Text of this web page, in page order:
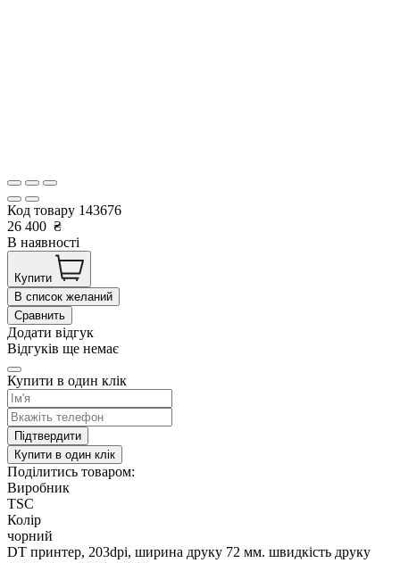
Код товару 143676
26 400 ₴
В наявності
Купити
В список желаний
Сравнить
Додати відгук
Відгуків ще немає
Купити в один клік
Підтвердити
Купити в один клік
Поділитись товаром:
Виробник
TSC
Колір
чорний
DT принтер, 203dpi, ширина друку 72 мм. швидкість друку